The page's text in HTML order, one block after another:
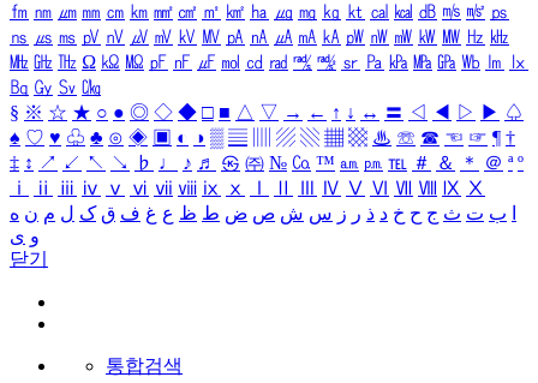
㎙ ㎚ ㎛ ㎜ ㎝ ㎞ ㎟ ㎠ ㎡ ㎢ ㏊ ㎍ ㎎ ㎏ ㏏ ㎈ ㎉ ㏈ ㎧ ㎨ ㎰
㎱ ㎲ ㎳ ㎴ ㎵ ㎶ ㎷ ㎸ ㎹ ㎀ ㎁ ㎂ ㎃ ㎄ ㎺ ㎻ ㎽ ㎾ ㎿ ㎐ ㎑
㎒ ㎓ ㎔ Ω ㏀ ㏁ ㎊ ㎋ ㎌ ㏖ ㏅ ㎭ ㎮ ㎯ ㏛ ㎩ ㎪ ㎫ ㎬ ㏝ ㏐
㏓
㏃ ㏉ ㏜ ㏆
§ ※ ☆ ★ ○ ● ◎ ◇ ◆ □ ■ △ ▽ → ← ↑ ↓ ↔ 〓 ◁ ◀ ▷ ▶ ♤
♠ ♡ ♥ ♧ ♣ ⊙ ◈ ▣ ◐ ◑ ▒ ▤ ▨ ▧ ▦ ▩ ♨ ☏ ☎ ☜ ☞ ¶ †
‡ ↕ ↗ ↙ ↖ ↘ ♭ ♩ ♪ ♬ ㉿ ㈜ № ㏇ ™ ㏂ ㏘ ℡ ＃ ＆ ＊ ＠ ª º
ⅰ
ⅱ ⅲ ⅳ ⅴ ⅵ ⅶ ⅷ ⅸ ⅹ Ⅳ Ⅴ Ⅵ Ⅶ Ⅷ Ⅸ Ⅹ
ب ت ث ج ح خ د ذ ر ز س ش ص ض ط ظ ع غ ف ق ک ل م ن ه
و ی
닫기
통합검색